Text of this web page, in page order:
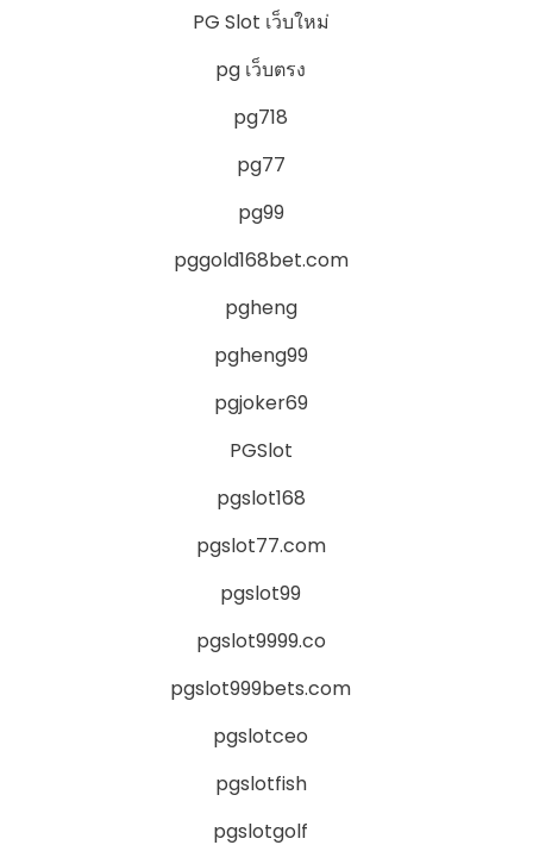
PG Slot เว็บใหม่
pg เว็บตรง
pg718
pg77
pg99
pggold168bet.com
pgheng
pgheng99
pgjoker69
PGSlot
pgslot168
pgslot77.com
pgslot99
pgslot9999.co
pgslot999bets.com
pgslotceo
pgslotfish
pgslotgolf